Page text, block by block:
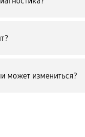
может измениться?